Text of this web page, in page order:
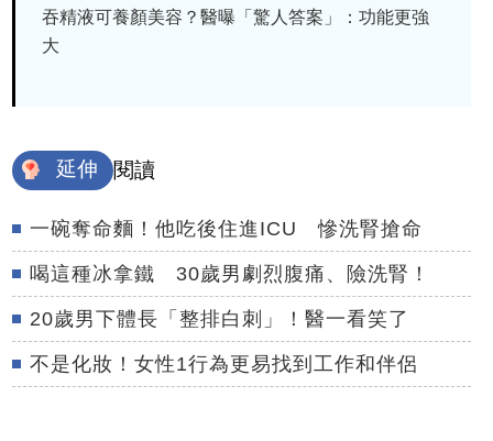
吞精液可養顏美容？醫曝「驚人答案」：功能更強
大
延伸 閱讀
一碗奪命麵！他吃後住進ICU 慘洗腎搶命
喝這種冰拿鐵 30歲男劇烈腹痛、險洗腎！
20歲男下體長「整排白刺」！醫一看笑了
不是化妝！女性1行為更易找到工作和伴侶